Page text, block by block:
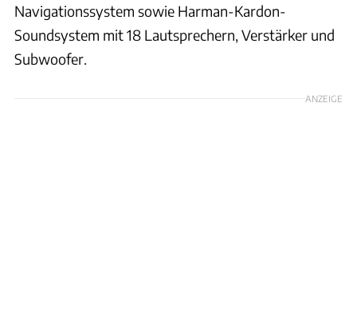
Navigationssystem sowie Harman-Kardon-
Soundsystem mit 18 Lautsprechern, Verstärker und
Subwoofer.
ANZEIGE